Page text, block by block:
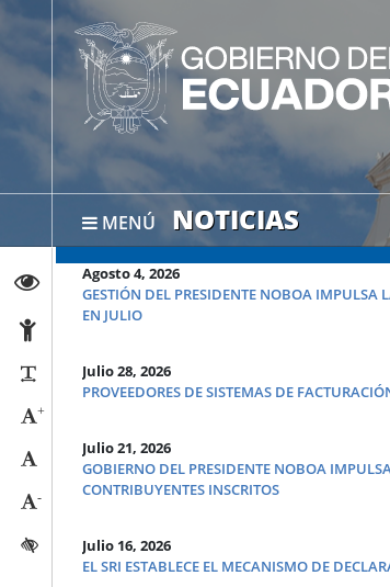
MENÚ NOTICIAS
Abrir página de Transparencia
Abrir página de Accesibilidad
Reducir párrafos
+
Tamaño normal
-Reducir tamaño caracteres
Activar/quitar contraste
Agosto 4, 2026
GESTIÓN DEL PRESIDENTE NOBOA IMPULSA
EN JULIO
Julio 28, 2026
PROVEEDORES DE SISTEMAS DE
Julio 21, 2026
GOBIERNO DEL PRESIDENTE NOBOA
CONTRIBUYENTES INSCRITOS
Julio 16, 2026
EL SRI ESTABLECE EL MECANISMO DE